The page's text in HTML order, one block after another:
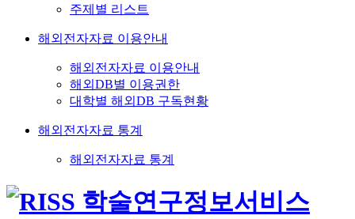
주제별 리스트
해외전자자료 이용안내
해외전자자료 이용안내
해외DB별 이용권한
대학별 해외DB 구독현황
해외전자자료 통계
해외전자자료 통계